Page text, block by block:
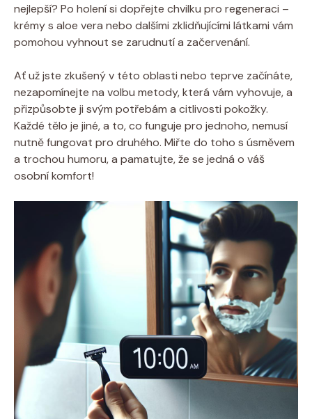
nejlepší? Po holení si dopřejte chvilku pro regeneraci –
krémy s aloe vera nebo dalšími zklidňujícími látkami vám
pomohou vyhnout se zarudnutí a začervenání.
Ať už jste zkušený v této oblasti nebo teprve začínáte,
nezapomínejte na volbu metody, která vám vyhovuje, a
přizpůsobte ji svým potřebám a citlivosti pokožky.
Každé tělo je jiné, a to, co funguje pro jednoho, nemusí
nutně fungovat pro druhého. Miřte do toho s úsměvem
a trochou humoru, a pamatujte, že se jedná o váš
osobní komfort!